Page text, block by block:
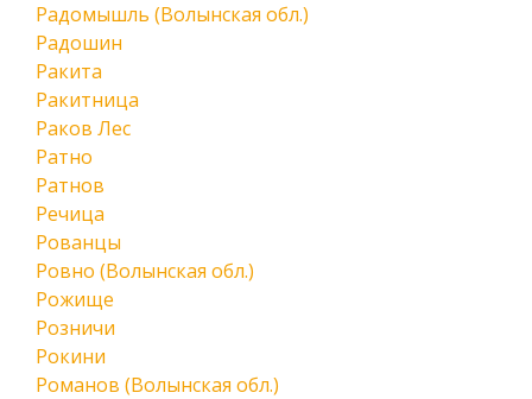
Радомышль (Волынская обл.)
Радошин
Ракита
Ракитница
Раков Лес
Ратно
Ратнов
Речица
Рованцы
Ровно (Волынская обл.)
Рожище
Розничи
Рокини
Романов (Волынская обл.)